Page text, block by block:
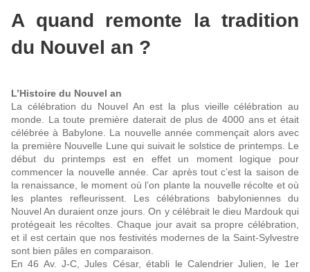
A quand remonte la tradition
du Nouvel an ?
L’Histoire du Nouvel an
La célébration du Nouvel An est la plus vieille célébration au
monde. La toute première daterait de plus de 4000 ans et était
célébrée à Babylone. La nouvelle année commençait alors avec
la première Nouvelle Lune qui suivait le solstice de printemps. Le
début du printemps est en effet un moment logique pour
commencer la nouvelle année. Car après tout c’est la saison de
la renaissance, le moment où l’on plante la nouvelle récolte et où
les plantes refleurissent. Les célébrations babyloniennes du
Nouvel An duraient onze jours. On y célébrait le dieu Mardouk qui
protégeait les récoltes. Chaque jour avait sa propre célébration,
et il est certain que nos festivités modernes de la Saint-Sylvestre
sont bien pâles en comparaison.
En 46 Av. J-C, Jules César, établi le Calendrier Julien, le 1er